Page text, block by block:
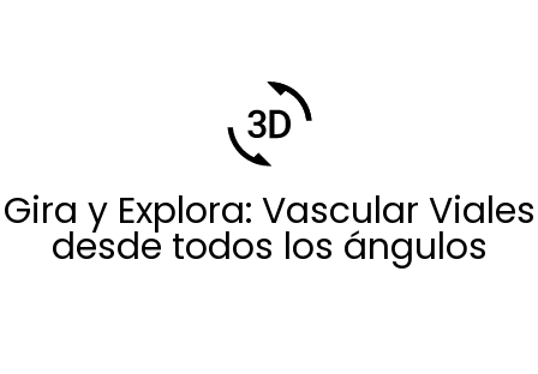
Gira y Explora: Vascular Viales
desde todos los ángulos